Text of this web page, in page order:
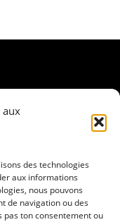
aux
des technologies
aux informations
nous pouvons
de navigation ou des
pas ton consentement ou
HËLLEF